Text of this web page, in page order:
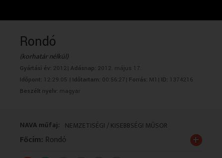
Rondó
(korhatár nélkül)
Gyártási év: 2012| Adásnap: 2012. május 17.
Időpont: 12:29:05 | Időtartam: 00:56:27| Forrás: M1| ID: 1374216
Beszélt nyelv: magyar
NAVA műfaj: NEMZETISÉGI / KISEBBSÉGI MŰSOR
Főcím: Rondó +